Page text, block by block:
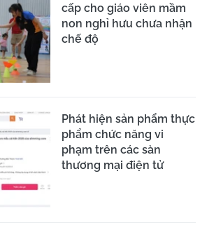
cấp cho giáo viên mầm
non nghỉ hưu chưa nhận
chế độ
Phát hiện sản phẩm thực
phẩm chức năng vi
phạm trên các sàn
thương mại điện tử